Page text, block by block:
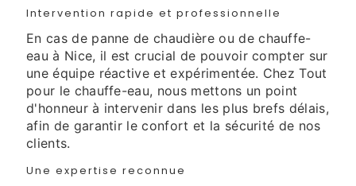
Intervention rapide et professionnelle
En cas de panne de chaudière ou de chauffe-
eau à Nice, il est crucial de pouvoir compter sur
une équipe réactive et expérimentée. Chez Tout
pour le chauffe-eau, nous mettons un point
d'honneur à intervenir dans les plus brefs délais,
afin de garantir le confort et la sécurité de nos
clients.
Une expertise reconnue